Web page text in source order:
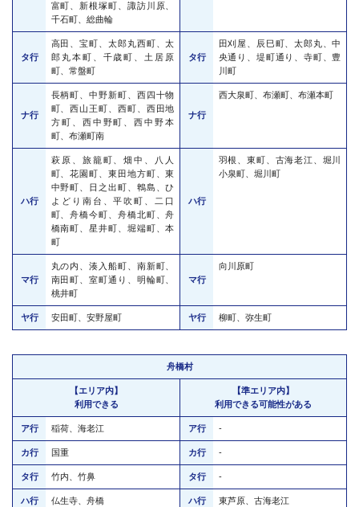
富町、新根塚町、諏訪川原、
千石町、総曲輪
タ行
高田、宝町、太郎丸西町、太
郎丸本町、千歳町、土居原
町、常盤町
タ行
田刈屋、辰巳町、太郎丸、中
央通り、堤町通り、寺町、豊
川町
ナ行
長柄町、中野新町、西四十物
町、西山王町、西町、西田地
方町、西中野町、西中野本
町、布瀬町南
ナ行
西大泉町、布瀬町、布瀬本町
ハ行
萩原、旅籠町、畑中、八人
町、花園町、東田地方町、東
中野町、日之出町、鵯島、ひ
よどり南台、平吹町、二口
町、舟橋今町、舟橋北町、舟
橋南町、星井町、堀端町、本
町
ハ行
羽根、東町、古海老江、堀川
小泉町、堀川町
マ行
丸の内、湊入船町、南新町、
南田町、室町通り、明輪町、
桃井町
マ行
向川原町
ヤ行 安田町、安野屋町 ヤ行 柳町、弥生町
舟橋村
【エリア内】
利用できる
【準エリア内】
利用できる可能性がある
ア行 稲荷、海老江 ア行 -
カ行 国重 カ行 -
タ行 竹内、竹鼻 タ行 -
ハ行 仏生寺、舟橋 ハ行 東芦原、古海老江